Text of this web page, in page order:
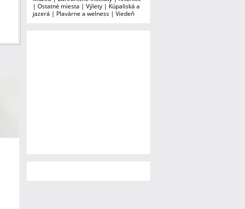
| Ostatné miesta | Výlety | Kúpaliská a
jazerá | Plavárne a welness | Viedeň